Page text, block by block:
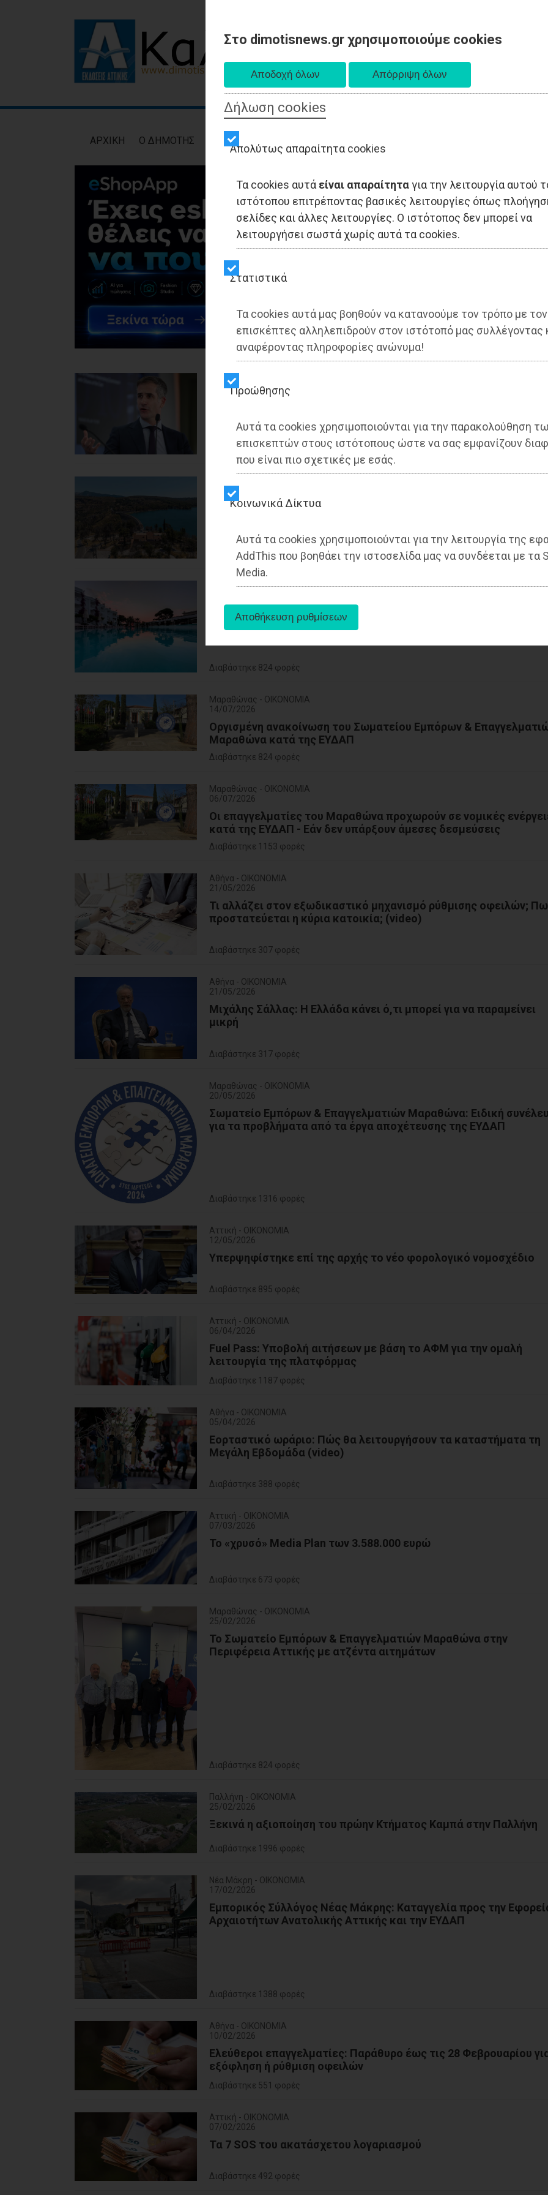
Στο dimotisnews.gr χρησιμοποιούμε cookies
Δήλωση cookies
Απολύτως απαραίτητα cookies
Τα cookies αυτά είναι απαραίτηταγια την λειτουργία αυτού
ιστότοπου επιτρέποντας βασικές λειτουργίες όπως
σελίδες και άλλες λειτουργίες. Ο ιστότοπος δεν μπορεί να
λειτουργήσει σωστά χωρίς αυτά τα cookies.
Στατιστικά
Τα cookies αυτά μας βοηθούν να κατανοούμε τον τρόπο με τον
επισκέπτες αλληλεπιδρούν στον ιστότοπό μας συλλέγοντας
αναφέροντας πληροφορίες ανώνυμα!
Προώθησης
Αυτά τα cookies χρησιμοποιούνται για την παρακολούθηση
επισκεπτών στους ιστότοπους ώστε να σας εμφανίζουν
που είναι πιο σχετικές με εσάς.
Kοινωνικά Δίκτυα
Αυτά τα cookies χρησιμοποιούνται για την λειτουργία της
AddThis που βοηθάει την ιστοσελίδα μας να συνδέεται με τα
Media.
AΡXIKH Ο ΔΗΜΟΤΗΣ ΕΙΔΗΣΕΙΣ
Αθήνα - ΟΙΚΟΝΟΜΙΑ
24/07/2026
Διαβάστηκε 2075 φορές
24/07/2026
ΕΤΑΔ: Διαγωνισμός για την εκμίσθωση του Τουριστικού
Διαβάστηκε 858 φορές
Ανατολική Αττική - ΟΙΚΟΝΟΜΙΑ
Tι γυρεύει η Brown Hotels στον Μαραθώνα;
Διαβάστηκε 824 φορές
Μαραθώνας - ΟΙΚΟΝΟΜΙΑ
14/07/2026
Οργισμένη ανακοίνωση του Σωματείου Εμπόρων &
Μαραθώνα κατά της ΕΥΔΑΠ
Διαβάστηκε 824 φορές
Μαραθώνας - ΟΙΚΟΝΟΜΙΑ
06/07/2026
Οι επαγγελματίες του Μαραθώνα προχωρούν σε νομικές
κατά της ΕΥΔΑΠ - Εάν δεν υπάρξουν άμεσες δεσμεύσεις
Διαβάστηκε 1153 φορές
Αθήνα - ΟΙΚΟΝΟΜΙΑ
21/05/2026
Τι αλλάζει στον εξωδικαστικό μηχανισμό ρύθμισης οφειλών;
προστατεύεται η κύρια κατοικία; (video)
Διαβάστηκε 307 φορές
Αθήνα - ΟΙΚΟΝΟΜΙΑ
21/05/2026
Μιχάλης Σάλλας: Η Ελλάδα κάνει ό,τι μπορεί για να παραμείνει
μικρή
Διαβάστηκε 317 φορές
Μαραθώνας - ΟΙΚΟΝΟΜΙΑ
20/05/2026
Σωματείο Εμπόρων & Επαγγελματιών Μαραθώνα: Ειδική
για τα προβλήματα από τα έργα αποχέτευσης της ΕΥΔΑΠ
Διαβάστηκε 1316 φορές
Αττική - ΟΙΚΟΝΟΜΙΑ
12/05/2026
Υπερψηφίστηκε επί της αρχής το νέο φορολογικό νομοσχέδιο
Διαβάστηκε 895 φορές
Αττική - ΟΙΚΟΝΟΜΙΑ
06/04/2026
Fuel Pass: Υποβολή αιτήσεων με βάση το ΑΦΜ για την ομαλή
λειτουργία της πλατφόρμας
Διαβάστηκε 1187 φορές
Αθήνα - ΟΙΚΟΝΟΜΙΑ
05/04/2026
Εορταστικό ωράριο: Πώς θα λειτουργήσουν τα καταστήματα τη
Μεγάλη Εβδομάδα (video)
Διαβάστηκε 388 φορές
Αττική - ΟΙΚΟΝΟΜΙΑ
07/03/2026
Το «χρυσό» Media Plan των 3.588.000 ευρώ
Διαβάστηκε 673 φορές
Μαραθώνας - ΟΙΚΟΝΟΜΙΑ
25/02/2026
Το Σωματείο Εμπόρων & Επαγγελματιών Μαραθώνα στην
Περιφέρεια Αττικής με ατζέντα αιτημάτων
Διαβάστηκε 824 φορές
Παλλήνη - ΟΙΚΟΝΟΜΙΑ
25/02/2026
Ξεκινά η αξιοποίηση του πρώην Κτήματος Καμπά στην Παλλήνη
Διαβάστηκε 1996 φορές
Νέα Μάκρη - ΟΙΚΟΝΟΜΙΑ
17/02/2026
Εμπορικός Σύλλόγος Νέας Μάκρης: Καταγγελία προς την
Αρχαιοτήτων Ανατολικής Αττικής και την ΕΥΔΑΠ
Διαβάστηκε 1388 φορές
Αθήνα - ΟΙΚΟΝΟΜΙΑ
10/02/2026
Eλεύθεροι επαγγελματίες: Παράθυρο έως τις 28 Φεβρουαρίου
εξόφληση ή ρύθμιση οφειλών
Διαβάστηκε 551 φορές
Αττική - ΟΙΚΟΝΟΜΙΑ
07/02/2026
Τα 7 SOS του ακατάσχετου λογαριασμού
Διαβάστηκε 492 φορές